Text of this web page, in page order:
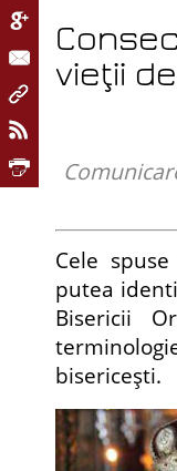
vieţii
Cele spuse
putea
Bisericii
bisericeşti.